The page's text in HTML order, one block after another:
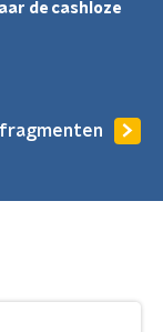
de cashloze